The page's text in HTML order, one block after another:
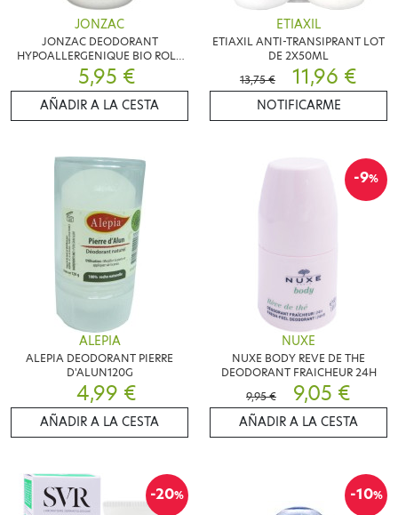
JONZAC
JONZAC DEODORANT
HYPOALLERGENIQUE BIO ROLL
ON 50ML
5,95 €
AÑADIR A LA CESTA
ETIAXIL
ETIAXIL ANTI-TRANSIPRANT LOT
DE 2X50ML
13,75 €
11,96 €
NOTIFICARME
ALEPIA
ALEPIA DEODORANT PIERRE
D'ALUN120G
4,99 €
AÑADIR A LA CESTA
-9%
NUXE
NUXE BODY REVE DE THE
DEODORANT FRAICHEUR 24H
9,95 €
9,05 €
AÑADIR A LA CESTA
-20% -10%